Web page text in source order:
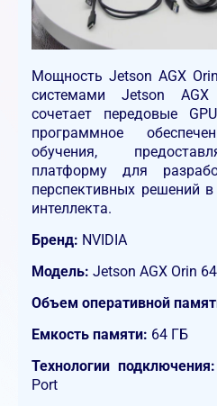
Мощность Jetson AGX
системами Jetson
сочетает передовые
программное
обучения,
платформу для
перспективных решений в
интеллекта.
Бренд: NVIDIA
Модель: Jetson AGX Orin
Объем оперативной
Емкость памяти: 64 ГБ
Технологии подключения:
Port